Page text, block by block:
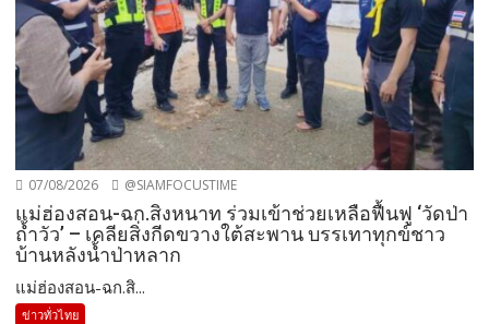
07/08/2026 @SIAMFOCUSTIME
แม่ฮ่องสอน-ฉก.สิงหนาท ร่วมเข้าช่วยเหลือฟื้นฟู ‘วัดป่า
ถ้ำวัว’ – เคลียสิ่งกีดขวางใต้สะพาน บรรเทาทุกข์ชาว
บ้านหลังน้ำป่าหลาก
แม่ฮ่องสอน-ฉก.สิ...
ข่าวทั่วไทย